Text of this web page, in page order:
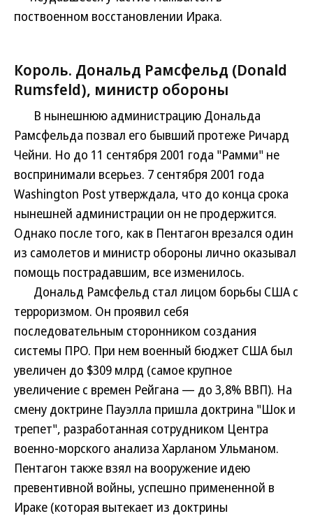
поствоенном восстановлении Ирака.
Король. Дональд Рамсфельд (Donald
Rumsfeld), министр обороны
В нынешнюю администрацию Дональда
Рамсфельда позвал его бывший протеже Ричард
Чейни. Но до 11 сентября 2001 года "Рамми" не
воспринимали всерьез. 7 сентября 2001 года
Washington Post утверждала, что до конца срока
нынешней администрации он не продержится.
Однако после того, как в Пентагон врезался один
из самолетов и министр обороны лично оказывал
помощь пострадавшим, все изменилось.
Дональд Рамсфельд стал лицом борьбы США с
терроризмом. Он проявил себя
последовательным сторонником создания
системы ПРО. При нем военный бюджет США был
увеличен до $309 млрд (самое крупное
увеличение с времен Рейгана — до 3,8% ВВП). На
смену доктрине Пауэлла пришла доктрина "Шок и
трепет", разработанная сотрудником Центра
военно-морского анализа Харланом Ульманом.
Пентагон также взял на вооружение идею
превентивной войны, успешно примененной в
Ираке (которая вытекает из доктрины